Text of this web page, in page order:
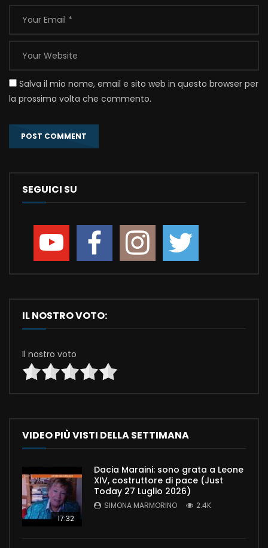
Salva il mio nome, email e sito web in questo browser per
la prossima volta che commento.
SEGUICI SU
IL NOSTRO VOTO:
Il nostro voto
VIDEO PIÙ VISTI DELLA SETTIMANA
17:32
Dacia Maraini: sono grata a Leone
XIV, costruttore di pace (Just
Today 27 Luglio 2026)
SIMONA MARMORINO 2.4K